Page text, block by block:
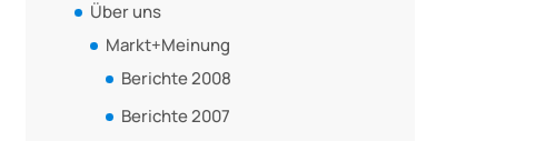
Über uns
Markt+Meinung
Berichte 2008
Berichte 2007